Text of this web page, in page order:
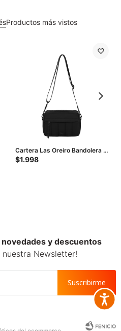
Productos más vistos
Cartera Las Oreiro Bandolera -
Negro
$1.998
novedades y descuentos
Newsletter!
Suscribirme